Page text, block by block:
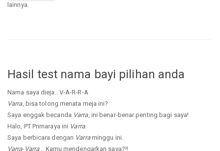
lainnya.
Hasil test nama bayi pilihan anda
Nama saya dieja.. V-A-R-R-A
Varra, bisa tolong menata meja ini?
Saya enggak becanda Varra, ini benar-benar penting bagi saya!
Halo, PT Primaraya ini Varra.
Saya berbicara dengan Varraminggu ini.
Varra-Varra.. Kamu mendengarkan saya?!!